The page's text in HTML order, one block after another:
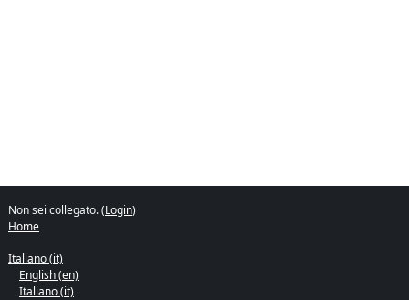
Non sei collegato. (Login)
Home
Italiano ‎(it)‎
English ‎(en)‎
Italiano ‎(it)‎